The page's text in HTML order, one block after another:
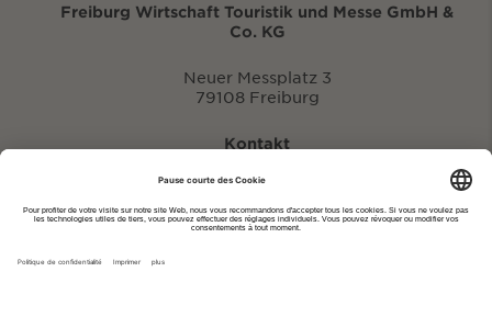
Freiburg Wirtschaft Touristik und Messe GmbH &
Co. KG
Neuer Messplatz 3
79108 Freiburg
Kontakt
eventportal@fwtm.de